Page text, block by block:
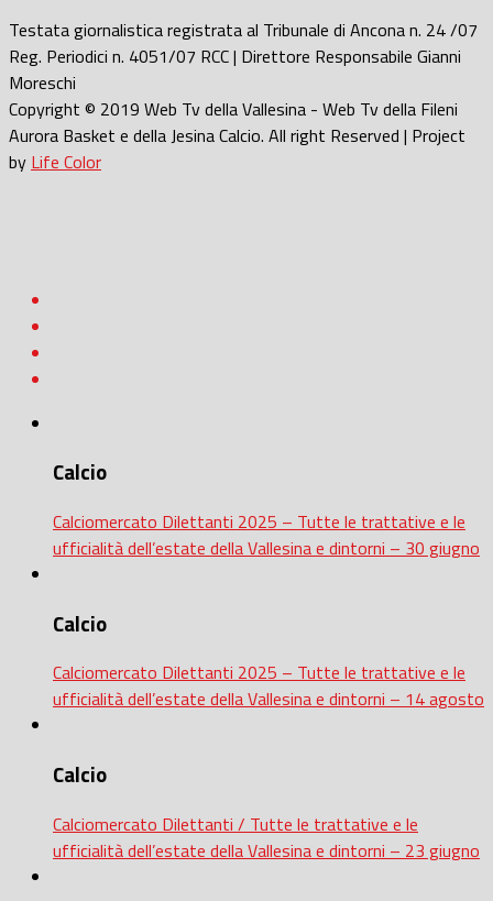
Testata giornalistica registrata al Tribunale di Ancona n. 24 /07
Reg. Periodici n. 4051/07 RCC | Direttore Responsabile Gianni
Moreschi
Copyright © 2019 Web Tv della Vallesina - Web Tv della Fileni
Aurora Basket e della Jesina Calcio. All right Reserved | Project
by Life Color
Calcio
Calciomercato Dilettanti 2025 – Tutte le trattative e le
ufficialità dell’estate della Vallesina e dintorni – 30 giugno
Calcio
Calciomercato Dilettanti 2025 – Tutte le trattative e le
ufficialità dell’estate della Vallesina e dintorni – 14 agosto
Calcio
Calciomercato Dilettanti / Tutte le trattative e le
ufficialità dell’estate della Vallesina e dintorni – 23 giugno